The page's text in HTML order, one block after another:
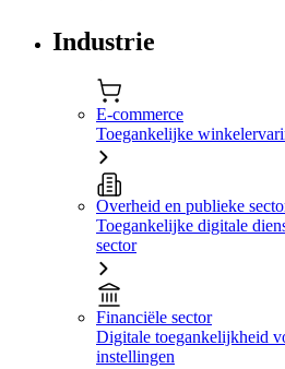
Industrie
E-commerce
Toegankelijke
Overheid en publieke
Toegankelijke digitale
sector
Financiële sector
Digitale toegankelijkheid
instellingen